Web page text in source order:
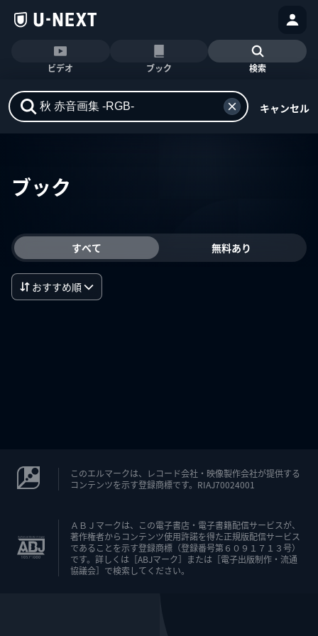
ビデオ ブック 検索
キャンセル
ブック
すべて 無料あり
おすすめ順
このエルマークは、レコード会社・映像製作会社が提供する
コンテンツを示す登録商標です。RIAJ70024001
ＡＢＪマークは、この電子書店・電子書籍配信サービスが、
著作権者からコンテンツ使用許諾を得た正規版配信サービス
であることを示す登録商標（登録番号第６０９１７１３号）
です。詳しくは［ABJマーク］または［電子出版制作・流通
協議会］で検索してください。